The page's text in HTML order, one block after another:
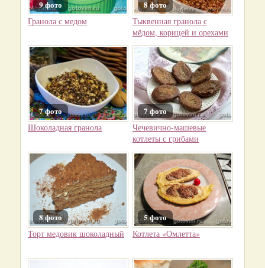
9 фото
Гранола с медом
8 фото
Тыквенная гранола с
мёдом, корицей и орехами
7 фото
Шоколадная гранола
7 фото
Чечевично-машевые
котлеты с грибами
8 фото
Торт медовик шоколадный
5 фото
Котлета «Омлетта»